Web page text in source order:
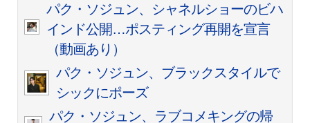
パク・ソジュン、シャネルショーのビハ
インド公開…ポスティング再開を宣言
（動画あり）
パク・ソジュン、ブラックスタイルで
シックにポーズ
パク・ソジュン、ラブコメキングの帰